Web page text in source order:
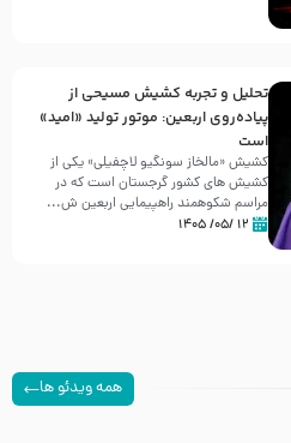
تحلیل و تجربه کشیش مسیحی از
پیاده‌روی اربعین: موتور تولید «امید»
است
کشیش «مالخاز سونگیو لاچفیلی» یکی از
کشیش های کشور گرجستان است که در
مراسم شکوهمند راهپیمایی اربعین ش...
۱۲ /۰۵/ ۱۴۰۵
همه ویدئو ها